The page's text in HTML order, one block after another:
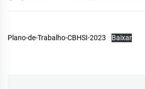
Plano-de-Trabalho-CBHSI-2023 Baixar